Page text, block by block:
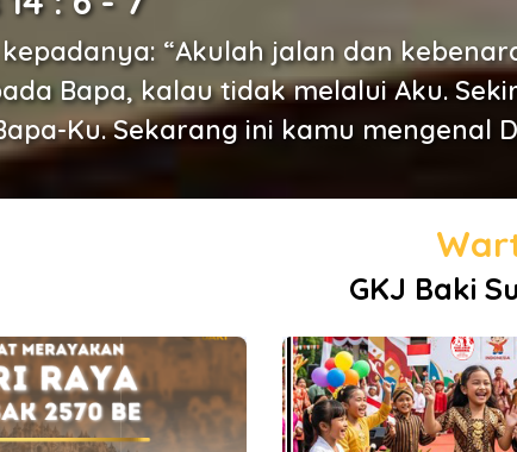
kepadanya: “Akulah jalan dan
Bapa, kalau tidak melalui Aku.
Ku. Sekarang ini kamu mengenal
GKJ Baki